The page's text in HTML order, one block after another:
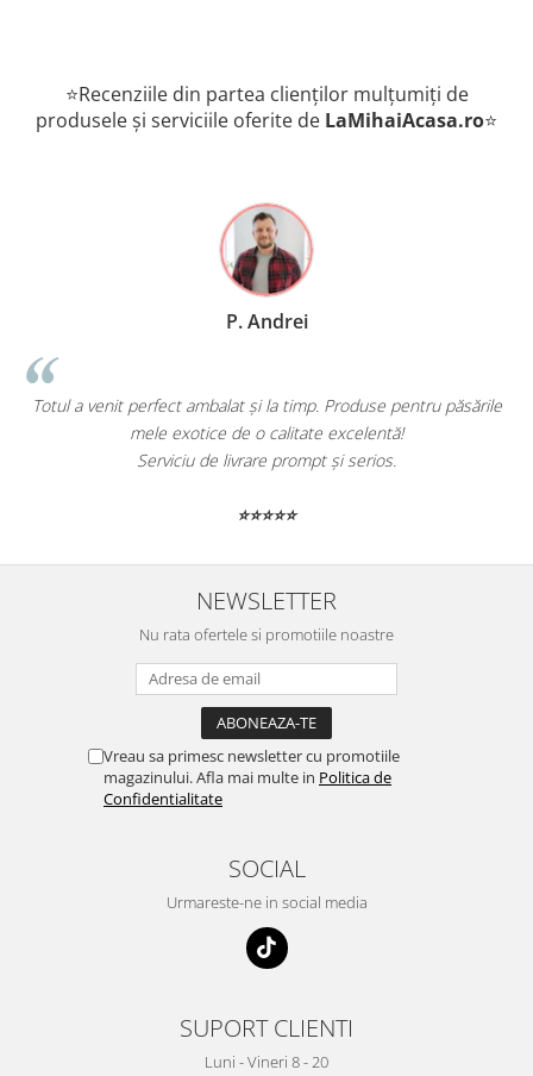
⭐Recenziile din partea clienților mulțumiți de
produsele și serviciile oferite de LaMihaiAcasa.ro⭐
P. Andrei
Totul a venit perfect ambalat și la timp. Produse pentru păsările
mele exotice de o calitate excelentă!
Serviciu de livrare prompt și serios.
⭐⭐⭐⭐⭐
NEWSLETTER
Nu rata ofertele si promotiile noastre
Vreau sa primesc newsletter cu promotiile
magazinului. Afla mai multe in Politica de
Confidentialitate
SOCIAL
Urmareste-ne in social media
SUPORT CLIENTI
Luni - Vineri 8 - 20